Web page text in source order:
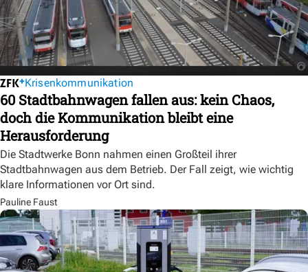
Krisenkommunikation
60 Stadtbahnwagen fallen aus: kein Chaos,
doch die Kommunikation bleibt eine
Herausforderung
Die Stadtwerke Bonn nahmen einen Großteil ihrer
Stadtbahnwagen aus dem Betrieb. Der Fall zeigt, wie wichtig
klare Informationen vor Ort sind.
Pauline Faust